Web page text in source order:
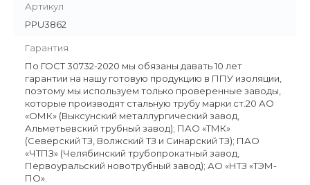
Артикул
PPU3862
Гарантия
По ГОСТ 30732-2020 мы обязаны давать 10 лет
гарантии на нашу готовую продукцию в ППУ изоляции,
поэтому мы используем только проверенные заводы,
которые производят стальную трубу марки ст.20 АО
«ОМК» (Выксунский металлургический завод,
Альметьевский трубный завод); ПАО «ТМК»
(Северский ТЗ, Волжский ТЗ и Синарский ТЗ); ПАО
«ЧТПЗ» (Челябинский трубопрокатный завод,
Первоуральский новотрубный завод); АО «НТЗ «ТЭМ-
ПО».